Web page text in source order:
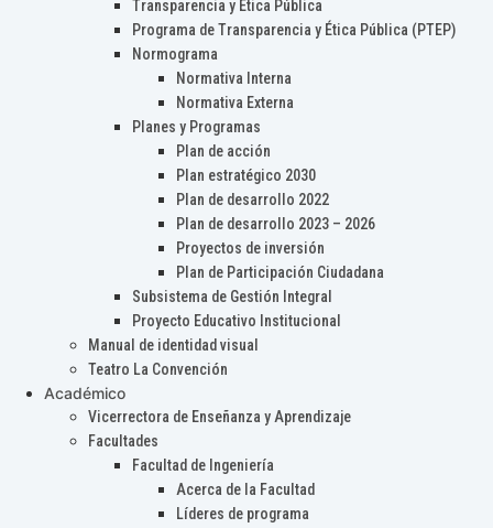
Transparencia y Ética Pública
Programa de Transparencia y Ética Pública (PTEP)
Normograma
Normativa Interna
Normativa Externa
Planes y Programas
Plan de acción
Plan estratégico 2030
Plan de desarrollo 2022
Plan de desarrollo 2023 – 2026
Proyectos de inversión
Plan de Participación Ciudadana
Subsistema de Gestión Integral
Proyecto Educativo Institucional
Manual de identidad visual
Teatro La Convención
Académico
Vicerrectora de Enseñanza y Aprendizaje
Facultades
Facultad de Ingeniería
Acerca de la Facultad
Líderes de programa